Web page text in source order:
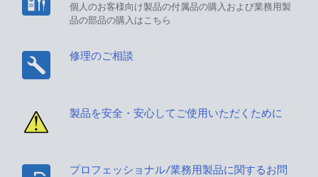
個人のお客様向け製品の付属品の購入および業務用製
品の部品の購入はこちら
修理のご相談
製品を安全・安心してご使用いただくために
プロフェッショナル/業務用製品に関するお問